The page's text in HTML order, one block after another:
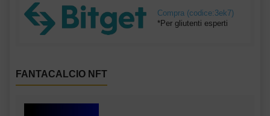
Compra (codice:3ek7)
*Per gliutenti esperti
FANTACALCIO NFT